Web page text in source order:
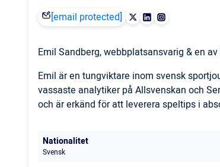
[email protected]
Emil Sandberg, webbplatsansvarig & en
Emil är en tungviktare inom svensk
vassaste analytiker på Allsvenskan och
och är erkänd för att leverera speltips i
Nationalitet
Svensk